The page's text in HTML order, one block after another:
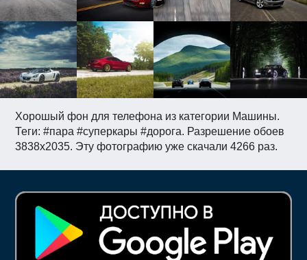
Хорошый фон для телефона из категории Машины.
Теги: #пара #суперкары #дорога. Разрешение обоев
3838x2035. Эту фотографию уже скачали 4266 раз.